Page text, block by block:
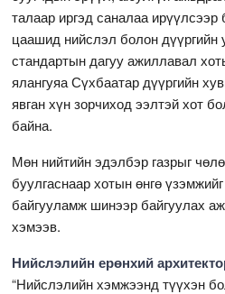
талаар иргэд саналаа
цаашид нийслэл болон дүүргийн
стандартын дагуу ажиллавал
ялангуяа Сүхбаатар дүүргийн
явган хүн зорчиход ээлтэй хот
байна.
Мөн нийтийн эдэлбэр газрыг
буулгаснаар хотын өнгө
байгууламж шинээр байгуулах
хэмээв.
Нийслэлийн ерөнхий
“Нийслэлийн хэмжээнд түүхэн